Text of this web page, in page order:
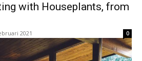
with Houseplants, from
2021 0